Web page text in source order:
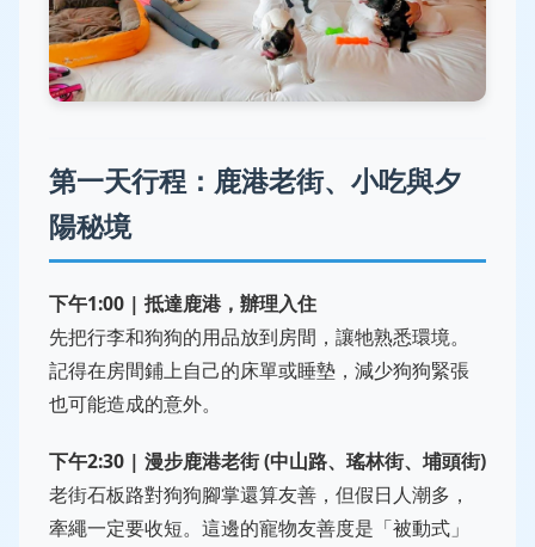
第一天行程：鹿港老街、小吃與夕
陽秘境
下午1:00 | 抵達鹿港，辦理入住
先把行李和狗狗的用品放到房間，讓牠熟悉環境。
記得在房間鋪上自己的床單或睡墊，減少狗狗緊張
也可能造成的意外。
下午2:30 | 漫步鹿港老街 (中山路、瑤林街、埔頭街)
老街石板路對狗狗腳掌還算友善，但假日人潮多，
牽繩一定要收短。這邊的寵物友善度是「被動式」